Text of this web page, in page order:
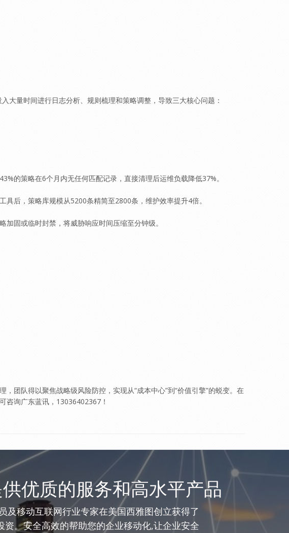
大量时间进行日志分析、规则梳理和策略调整，导致三大核心问题：
的策略在6个月内无任何匹配记录，直接清理后运维负载降低37%。
后，策略库规模从5200条精简至2800条，维护效率提升4倍。
固或临时封禁，将威胁响应时间压缩至分钟级。
团队得以聚焦战略级风险防控，实现从“成本中心”到“价值引擎”的蜕变。在
咨询广东蓝讯，13036402367！
优质的服务和高水平产品
及移动互联网行业专家在美国西雅图创立获得了
。安全高效的帮助您的企业移动化,让企业安全